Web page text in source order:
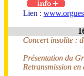
Lien :
Concert insolite :
Présentation du
Retransmission